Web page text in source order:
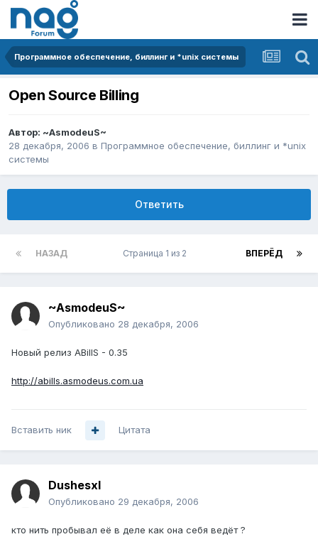
Программное обеспечение, биллинг и *unix системы
Open Source Billing
Автор: ~AsmodeuS~
28 декабря, 2006 в Программное обеспечение, биллинг и *unix
системы
Ответить
НАЗАД ВПЕРЁД
Страница 1 из 2
~AsmodeuS~
Опубликовано 28 декабря, 2006
Новый релиз ABillS - 0.35
http://abills.asmodeus.com.ua
Вставить ник Цитата
Dushesxl
Опубликовано 29 декабря, 2006
кто нить пробывал её в деле как она себя ведёт ?